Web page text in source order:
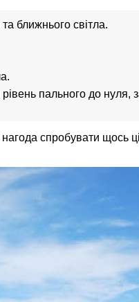
та ближнього світла.
рівень пального до
спробувати щось